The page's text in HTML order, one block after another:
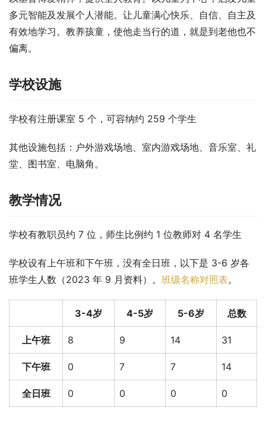
多元智能及发展个人潜能。让儿童满心快乐、自信、自主及
有效地学习。教养孩童，使他走当行的道，就是到老他也不
偏离。
学校设施
学校有注册课室 5 个，可容纳约 259 个学生
其他设施包括：户外游戏场地、室内游戏场地、音乐室、礼
堂、图书室、电脑角。
教学情况
学校有教职员约 7 位，师生比例约 1 位教师对 4 名学生
学校设有上午班和下午班，没有全日班，以下是 3-6 岁各
班学生人数（2023 年 9 月资料）。 班级名称对照表。
3-4岁 4-5岁 5-6岁 总数
上午班 8 9 14 31
下午班 0 7 7 14
全日班 0 0 0 0